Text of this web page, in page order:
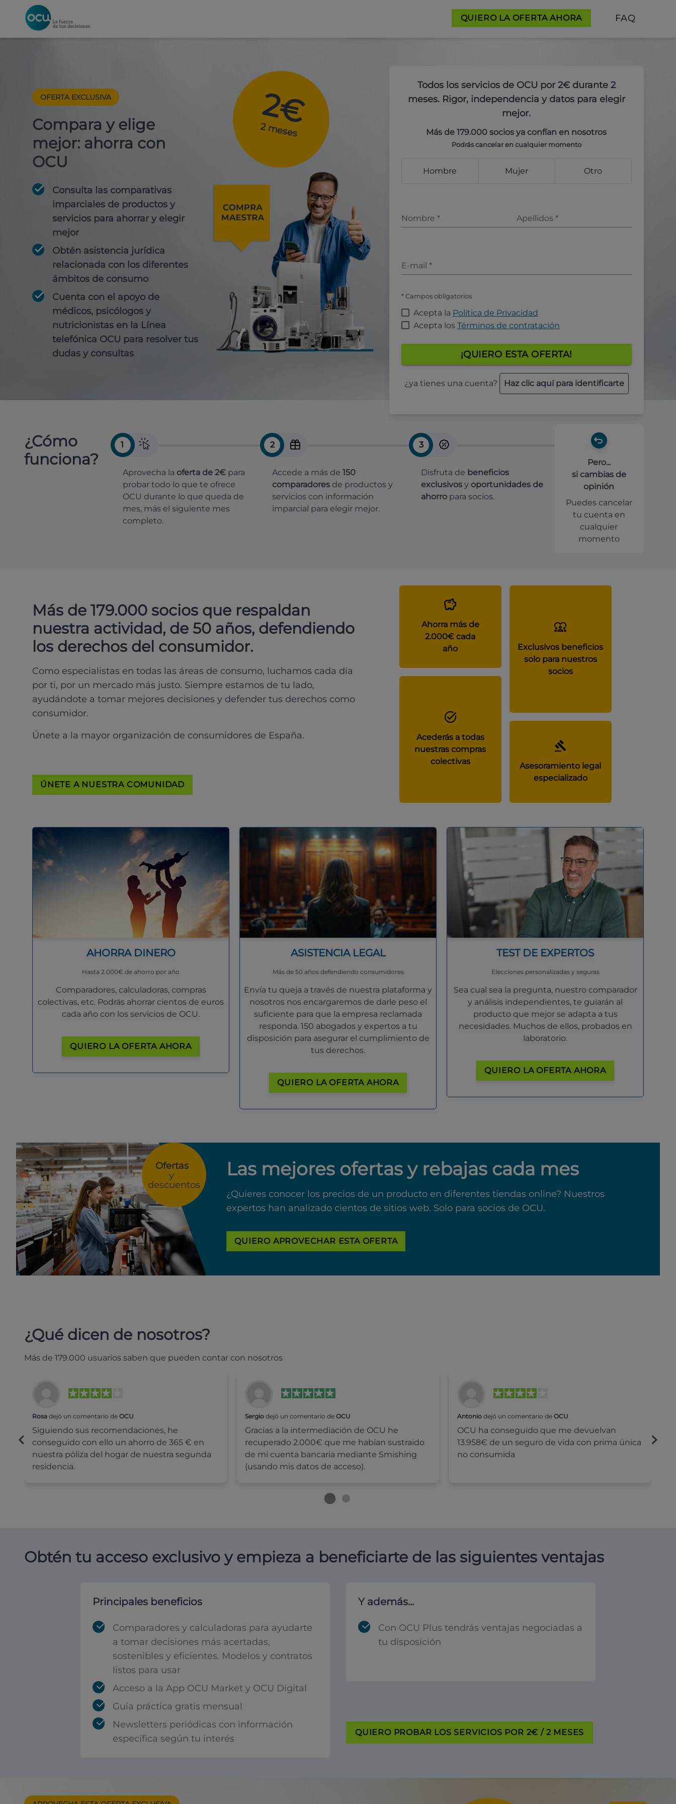
QUIERO LA OFERTA AHORA FAQ
OFERTA EXCLUSIVA
Compara y elige
mejor: ahorra con
OCU
Consulta las comparativas
imparciales de productos y
servicios para ahorrar y elegir
mejor
Obtén asistencia jurídica
relacionada con los diferentes
ámbitos de consumo
Cuenta con el apoyo de
médicos, psicólogos y
nutricionistas en la Línea
telefónica OCU para resolver tus
dudas y consultas
2€
2 meses
Todos los servicios de OCU por 2€ durante 2
meses. Rigor, independencia y datos para elegir
mejor.
Más de 179.000 socios ya confían en nosotros
Podrás cancelar en cualquier momento
Hombre Mujer Otro
Nombre * Apellidos *
E-mail *
* Campos obligatorios
Acepta la Política de Privacidad
Acepta los Términos de contratación
¡QUIERO ESTA OFERTA!
¿ya tienes una cuenta? Haz clic aquí para identificarte
¿Cómo
funciona?
1
Aprovecha la oferta de 2€ para
probar todo lo que te ofrece
OCU durante lo que queda de
mes, más el siguiente mes
completo.
2
Accede a más de 150
comparadoresde productos y
servicios con información
imparcial para elegir mejor.
3
Disfruta de beneficios
exclusivos y oportunidades de
ahorro para socios.
Pero...
si cambias de
opinión
Puedes cancelar
tu cuenta en
cualquier
momento
Más de 179.000 socios que respaldan
nuestra actividad, de 50 años, defendiendo
los derechos del consumidor.
Como especialistas en todas las áreas de consumo, luchamos cada día
por ti, por un mercado más justo. Siempre estamos de tu lado,
ayudándote a tomar mejores decisiones y defender tus derechos como
consumidor.
Únete a la mayor organización de consumidores de España.
ÚNETE A NUESTRA COMUNIDAD
Ahorra más de
2.000€ cada
año
Exclusivos beneficios
solo para nuestros
socios
Acederás a todas
nuestras compras
colectivas
Asesoramiento legal
especializado
AHORRA DINERO
Hasta 2.000€ de ahorro por año
Comparadores, calculadoras, compras
colectivas, etc. Podrás ahorrar cientos de euros
cada año con los servicios de OCU.
QUIERO LA OFERTA AHORA
ASISTENCIA LEGAL
Más de 50 años defendiendo consumidores
Envía tu queja a través de nuestra plataforma y
nosotros nos encargaremos de darle peso el
suficiente para que la empresa reclamada
responda. 150 abogados y expertos a tu
disposición para asegurar el cumplimiento de
tus derechos.
QUIERO LA OFERTA AHORA
TEST DE EXPERTOS
Elecciones personalizadas y seguras
Sea cual sea la pregunta, nuestro comparador
y análisis independientes, te guiarán al
producto que mejor se adapta a tus
necesidades. Muchos de ellos, probados en
laboratorio.
QUIERO LA OFERTA AHORA
Ofertas
y
descuentos
Las mejores ofertas y rebajas cada mes
¿Quieres conocer los precios de un producto en diferentes tiendas online? Nuestros
expertos han analizado cientos de sitios web. Solo para socios de OCU.
QUIERO APROVECHAR ESTA OFERTA
¿Qué dicen de nosotros?
Más de 179.000 usuarios saben que pueden contar con nosotros
Rosa dejó un comentario de OCU
Siguiendo sus recomendaciones, he
conseguido con ello un ahorro de 365 € en
nuestra póliza del hogar de nuestra segunda
residencia.
Sergiodejó un comentario de OCU
Gracias a la intermediación de OCU he
recuperado 2.000€ que me habían sustraido
de mi cuenta bancaria mediante Smishing
(usando mis datos de acceso).
Antonio dejó un comentario deOCU
OCU ha conseguido que me devuelvan
13.958€ de un seguro de vida con prima única
no consumida
Obtén tu acceso exclusivo y empieza a beneficiarte de las siguientes ventajas
Principales beneficios
Comparadores y calculadoras para ayudarte
a tomar decisiones más acertadas,
sostenibles y eficientes. Modelos y contratos
listos para usar
Acceso a la App OCU Market y OCU Digital
Guía práctica gratis mensual
Newsletters periódicas con información
específica según tu interés
Y además...
Con OCU Plus tendrás ventajas negociadas a
tu disposición
QUIERO PROBAR LOS SERVICIOS POR 2€ / 2 MESES